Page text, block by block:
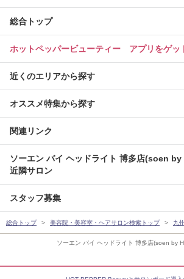
ソーエン バイ ヘッドライト 博多店(soen by
総合トップ
ホットペッパービューティー アプリをゲッ
近くのエリアから探す
オススメ特集から探す
関連リンク
ソーエン バイ ヘッドライト 博多店(soen
近隣サロン
スタッフ募集
総合トップ 美容院・美容室・ヘアサロン検索トップ 九